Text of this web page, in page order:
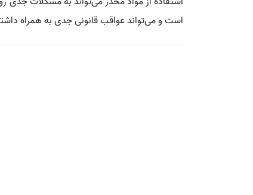
است و می‌تواند عواقب قانونی جدی به همراه